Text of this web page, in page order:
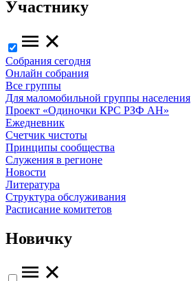
Участнику
Собрания сегодня
Онлайн собрания
Все группы
Для маломобильной группы населения
Проект «Одиночки КРС РЗФ АН»
Ежедневник
Счетчик чистоты
Принципы сообщества
Служения в регионе
Новости
Литература
Структура обслуживания
Расписание комитетов
Новичку